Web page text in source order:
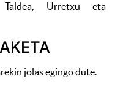
Urretxu eta
jolas egingo dute.